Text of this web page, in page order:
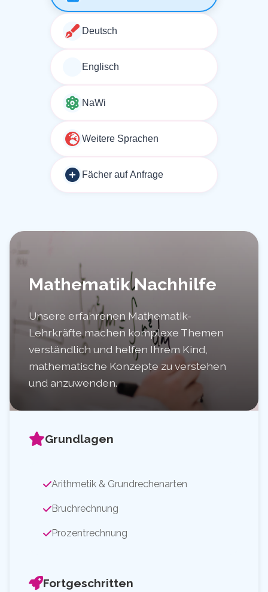
Deutsch
Englisch
NaWi
Weitere Sprachen
Fächer auf Anfrage
Mathematik Nachhilfe
Unsere erfahrenen Mathematik-
Lehrkräfte machen komplexe Themen
verständlich und helfen Ihrem Kind,
mathematische Konzepte zu verstehen
und anzuwenden.
Grundlagen
Arithmetik & Grundrechenarten
Bruchrechnung
Prozentrechnung
Fortgeschritten